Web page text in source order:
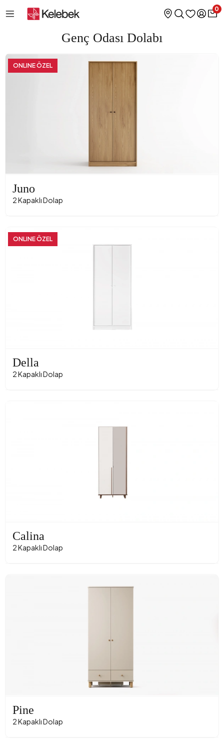
0
Genç Odası Dolabı
ONLINE ÖZEL
Juno
2 Kapaklı Dolap
ONLINE ÖZEL
Della
2 Kapaklı Dolap
Calina
2 Kapaklı Dolap
Pine
2 Kapaklı Dolap